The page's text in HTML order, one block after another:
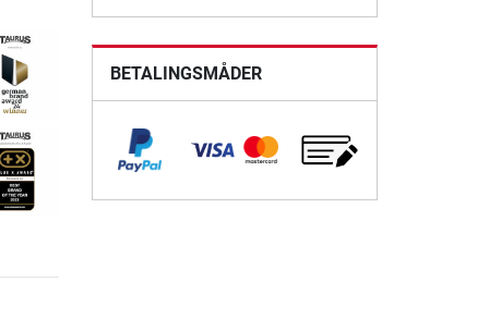
BETALINGSMÅDER